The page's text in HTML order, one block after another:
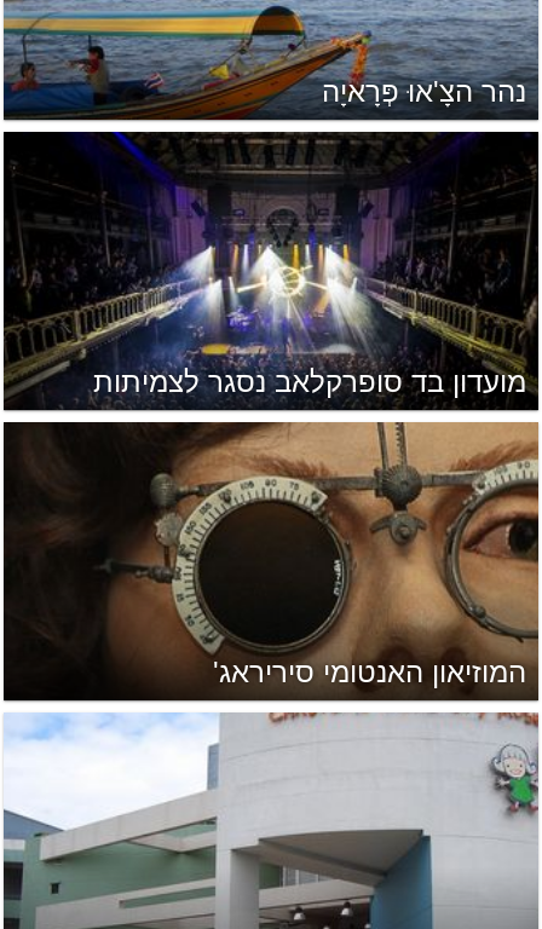
נהר הצָ'אוּ פְּרָאיָה
מועדון בד סופרקלאב נסגר לצמיתות
המוזיאון האנטומי סיריראג'